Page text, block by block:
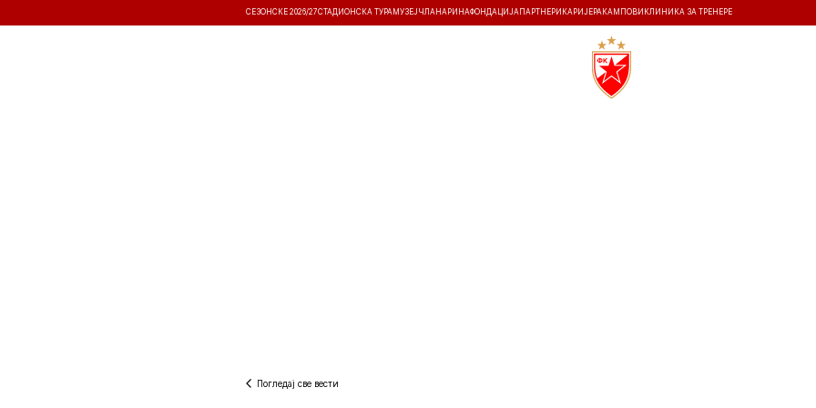
СЕЗОНСКЕ 2026/27СТАДИОНСКА ТУРА МУЗЕЈ ЧЛАНАРИНАФОНДАЦИЈА ПАРТНЕРИ КАРИЈЕРА КАМПОВИ КЛИНИКА ЗА ТРЕНЕРЕ
Погледај све вести